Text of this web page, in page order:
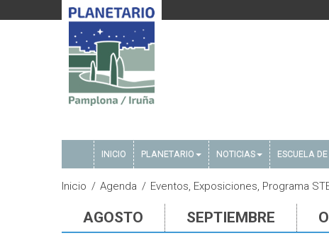
INICIO PLANETARIO NOTICIAS ESCUELA
Inicio Agenda Eventos, Exposiciones, Programa
AGOSTO SEPTIEMBRE